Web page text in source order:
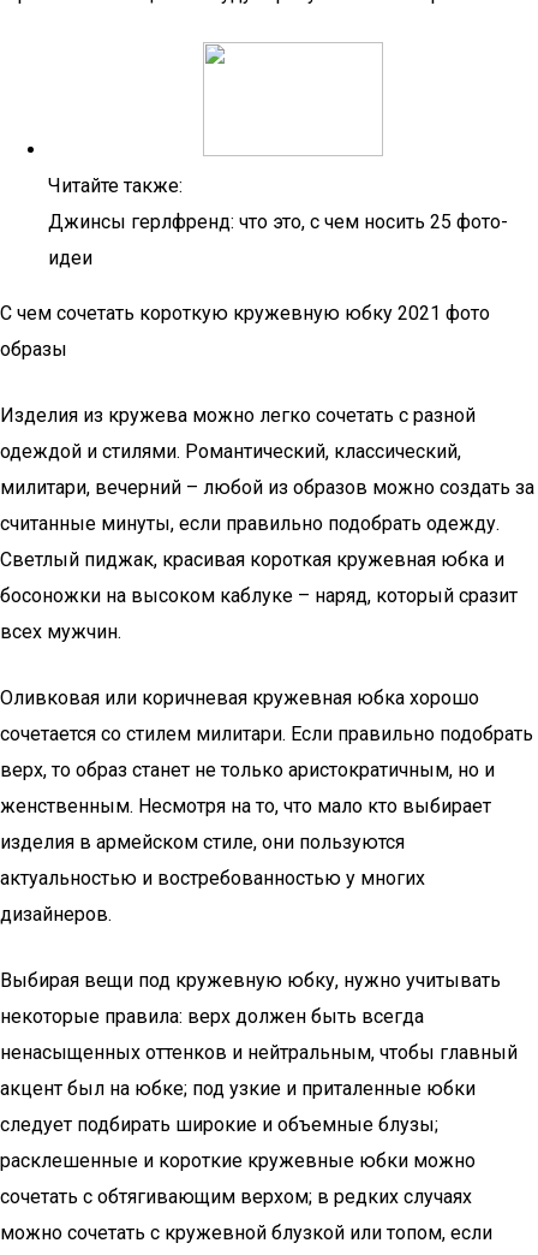
Читайте также:
Джинсы герлфренд: что это, с чем носить 25 фото-
идеи
С чем сочетать короткую кружевную юбку 2021 фото
образы
Изделия из кружева можно легко сочетать с разной
одеждой и стилями. Романтический, классический,
милитари, вечерний – любой из образов можно создать за
считанные минуты, если правильно подобрать одежду.
Светлый пиджак, красивая короткая кружевная юбка и
босоножки на высоком каблуке – наряд, который сразит
всех мужчин.
Оливковая или коричневая кружевная юбка хорошо
сочетается со стилем милитари. Если правильно подобрать
верх, то образ станет не только аристократичным, но и
женственным. Несмотря на то, что мало кто выбирает
изделия в армейском стиле, они пользуются
актуальностью и востребованностью у многих
дизайнеров.
Выбирая вещи под кружевную юбку, нужно учитывать
некоторые правила: верх должен быть всегда
ненасыщенных оттенков и нейтральным, чтобы главный
акцент был на юбке; под узкие и приталенные юбки
следует подбирать широкие и объемные блузы;
расклешенные и короткие кружевные юбки можно
сочетать с обтягивающим верхом; в редких случаях
можно сочетать с кружевной блузкой или топом, если